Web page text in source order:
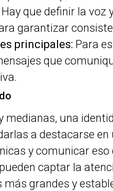
Hay que definir la voz
garantizar
principales: Para
que
medianas, una
a destacarse
y comunicar
captar la
grandes y